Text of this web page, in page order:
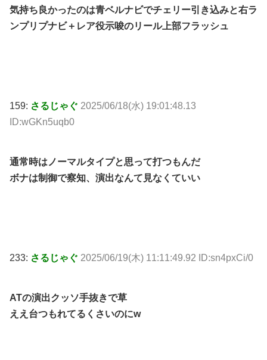
気持ち良かったのは青ベルナビでチェリー引き込みと右ラ
ンプリプナビ＋レア役示唆のリール上部フラッシュ
159: さるじゃぐ 2025/06/18(水) 19:01:48.13
ID:wGKn5uqb0
通常時はノーマルタイプと思って打つもんだ
ボナは制御で察知、演出なんて見なくていい
233: さるじゃぐ 2025/06/19(木) 11:11:49.92 ID:sn4pxCi/0
ATの演出クッソ手抜きで草
ええ台つもれてるくさいのにw